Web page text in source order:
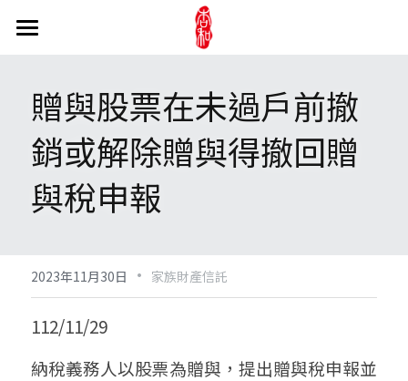
陳文炯會計師
事務所介紹
媒體與文章
交通超方便
杏和吃喝玩樂
訊息公告
最新消息
產學合作
網路相簿
醫療法人
醫療財團法人
醫療機構
長照法人
產業趨勢
長照相關法條
公益信託
股權信託
不動產信託
公益活動
財團法人看見.齊柏林基金會
臺灣腸癌病友協會
專業服務
公司法
線上諮詢
贈與股票在未過戶前撤
銷或解除贈與得撤回贈
與稅申報
2023年11月30日 · 家族財產信託
112/11/29
納稅義務人以股票為贈與，提出贈與稅申報並